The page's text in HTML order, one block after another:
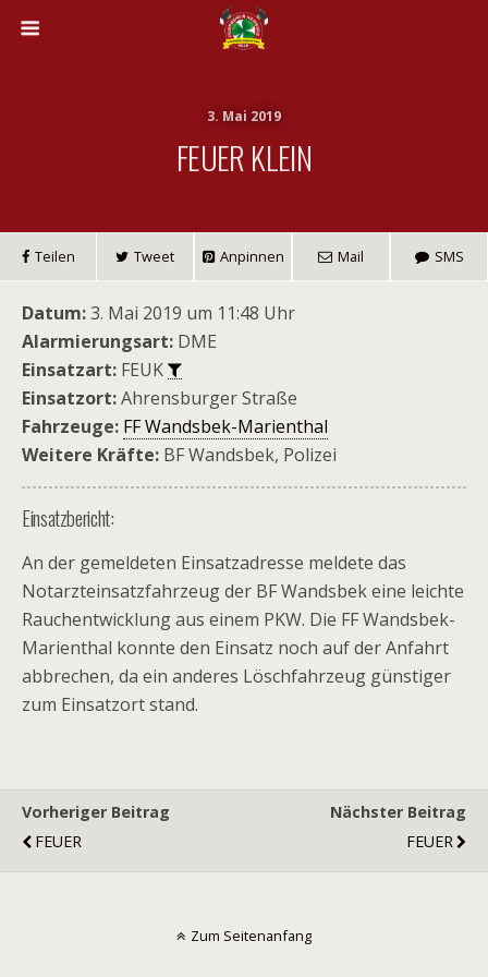
3. Mai 2019
FEUER KLEIN
Teilen Tweet Anpinnen Mail SMS
Datum:3. Mai 2019 um 11:48 Uhr
Alarmierungsart: DME
Einsatzart: FEUK
Einsatzort:Ahrensburger Straße
Fahrzeuge: FF Wandsbek-Marienthal
Weitere Kräfte: BF Wandsbek, Polizei
Einsatzbericht:
An der gemeldeten Einsatzadresse meldete das
Notarzteinsatzfahrzeug der BF Wandsbek eine leichte
Rauchentwicklung aus einem PKW. Die FF Wandsbek-
Marienthal konnte den Einsatz noch auf der Anfahrt
abbrechen, da ein anderes Löschfahrzeug günstiger
zum Einsatzort stand.
Vorheriger Beitrag
FEUER
Nächster Beitrag
FEUER
Zum Seitenanfang